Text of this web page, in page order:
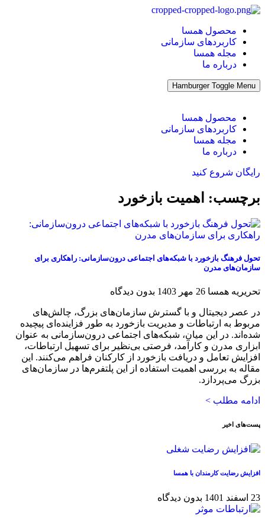
پرش
محتوا
محصول همسا
کاربردهای سازمانی
مجله همسا
درباره ما
Hamburger Toggle Menu
محصول همسا
کاربردهای سازمانی
مجله همسا
درباره ما
رایگان شروع کنید
برچسب: اهمیت بازخورد
تحول فرهنگ بازخورد با شبکه‌های اجتماعی درون‌سازمانی: راهکاری برای
سازمان‌های مدرن
تحریریه همسا 26 مهر 1403 بدون دیدگاه
در عصر دیجیتال و با گسترش سازمان‌های بزرگ، چالش‌های
مربوط به ارتباطات و مدیریت بازخورد به طور فزاینده‌ای پیچیده
شده‌اند. در این میان، شبکه‌های اجتماعی درون‌سازمانی به عنوان
ابزاری مدرن و کارآمد، فرصتی بی‌نظیر برای تسهیل ارتباطات،
افزایش تعامل و دریافت بازخورد از کارکنان فراهم می‌کنند. این
مقاله به بررسی اهمیت استفاده از این پلتفرم‌ها در سازمان‌های
بزرگ می‌پردازد.
ادامه مطلب >
پست‌های اخیر
افزایش رضایت کارمندان با همسا
23 اسفند 1401 بدون دیدگاه